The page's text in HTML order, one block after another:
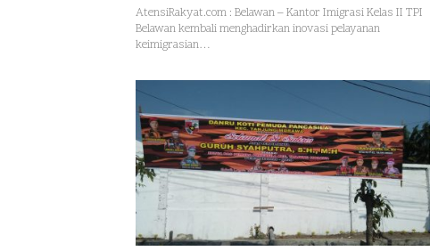
AtensiRakyat.com : Belawan – Kantor Imigrasi Kelas II TPI
Belawan kembali menghadirkan inovasi pelayanan
keimigrasian…